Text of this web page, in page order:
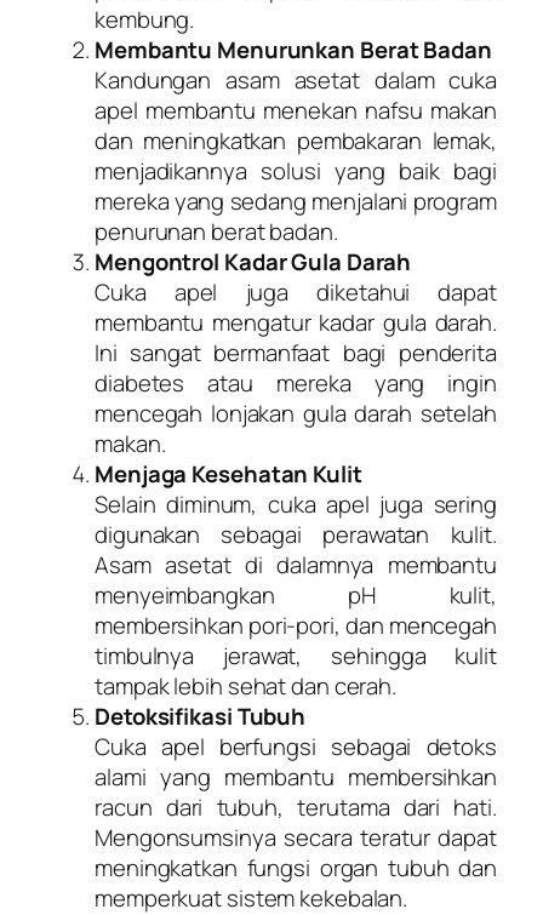
kembung.
Membantu Menurunkan Berat Badan
Kandungan asam asetat dalam cuka
apel membantu menekan nafsu makan
dan meningkatkan pembakaran lemak,
menjadikannya solusi yang baik bagi
mereka yang sedang menjalani program
penurunan berat badan.
Mengontrol Kadar Gula Darah
Cuka apel juga diketahui dapat
membantu mengatur kadar gula darah.
Ini sangat bermanfaat bagi penderita
diabetes atau mereka yang ingin
mencegah lonjakan gula darah setelah
makan.
Menjaga Kesehatan Kulit
Selain diminum, cuka apel juga sering
digunakan sebagai perawatan kulit.
Asam asetat di dalamnya membantu
menyeimbangkan pH kulit,
membersihkan pori-pori, dan mencegah
timbulnya jerawat, sehingga kulit
tampak lebih sehat dan cerah.
Detoksifikasi Tubuh
Cuka apel berfungsi sebagai detoks
alami yang membantu membersihkan
racun dari tubuh, terutama dari hati.
Mengonsumsinya secara teratur dapat
meningkatkan fungsi organ tubuh dan
memperkuat sistem kekebalan.